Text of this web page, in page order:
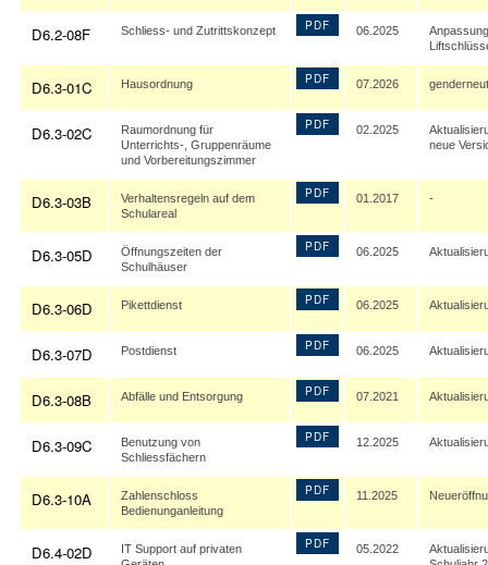
D6.2-08F Schliess- und Zutrittskonzept PDF 06.2025
D6.3-01C Hausordnung PDF 07.2026
D6.3-02C
Raumordnung für
Unterrichts-, Gruppenräume
und Vorbereitungszimmer
PDF 02.2025
neue
D6.3-03B
Verhaltensregeln auf dem
Schulareal
PDF 01.2017 -
D6.3-05D
Öffnungszeiten der
Schulhäuser
PDF 06.2025
D6.3-06D Pikettdienst PDF 06.2025
D6.3-07D Postdienst PDF 06.2025
D6.3-08B Abfälle und Entsorgung PDF 07.2021
D6.3-09C
Benutzung von
Schliessfächern
PDF 12.2025
D6.3-10A
Zahlenschloss
Bedienunganleitung
PDF 11.2025
D6.4-02D
IT Support auf privaten
PDF 05.2022